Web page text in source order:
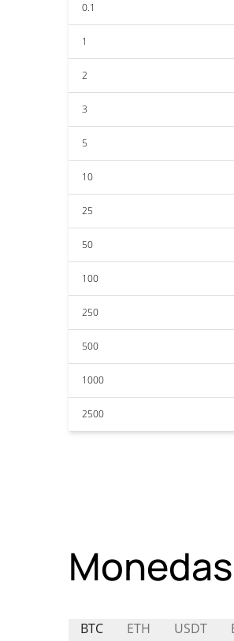
0.1
1
2
3
5
10
25
50
100
250
500
1000
2500
BTC ETH USDT